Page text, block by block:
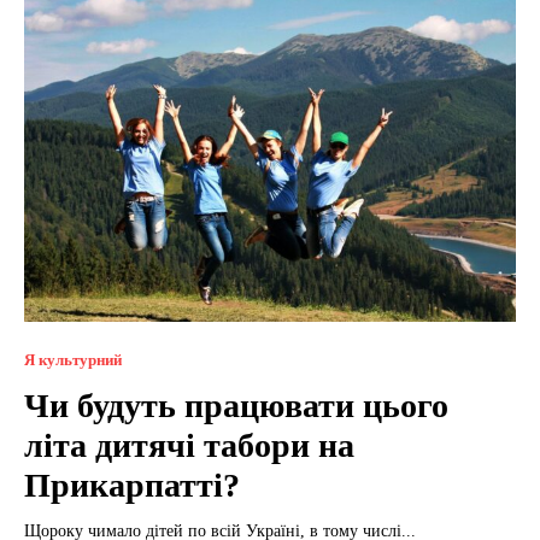
Я культурний
Чи будуть працювати цього
літа дитячі табори на
Прикарпатті?
Щороку чимало дітей по всій Україні, в тому числі...